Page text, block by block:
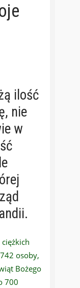
ilość
nie
w
osoby,
Bożego
700